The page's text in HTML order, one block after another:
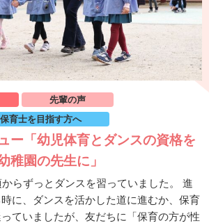
先輩の声
育士を目指す方へ
ー「幼児体育とダンスの資格を
稚園の先生に」
らずっとダンスを習っていました。 進
に、ダンスを活かした道に進むか、保育
ていましたが、友だちに「保育の方が性